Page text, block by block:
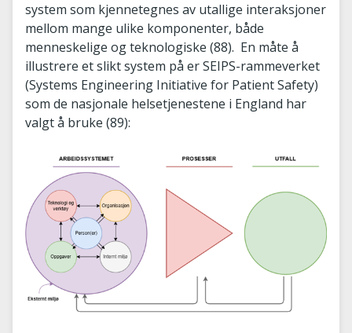
system som kjennetegnes av utallige interaksjoner
mellom mange ulike komponenter, både
menneskelige og teknologiske (88). En måte å
illustrere et slikt system på er SEIPS-rammeverket
(Systems Engineering Initiative for Patient Safety)
som de nasjonale helsetjenestene i England har
valgt å bruke (89):